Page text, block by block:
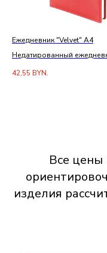
Ежедневник "Velvet" А4
Недатированный
42,55 BYN.
Все цены
изделия